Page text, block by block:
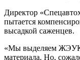
Директор
пытается
высадкой саженцев.
«Мы выделяем
материала. Но,